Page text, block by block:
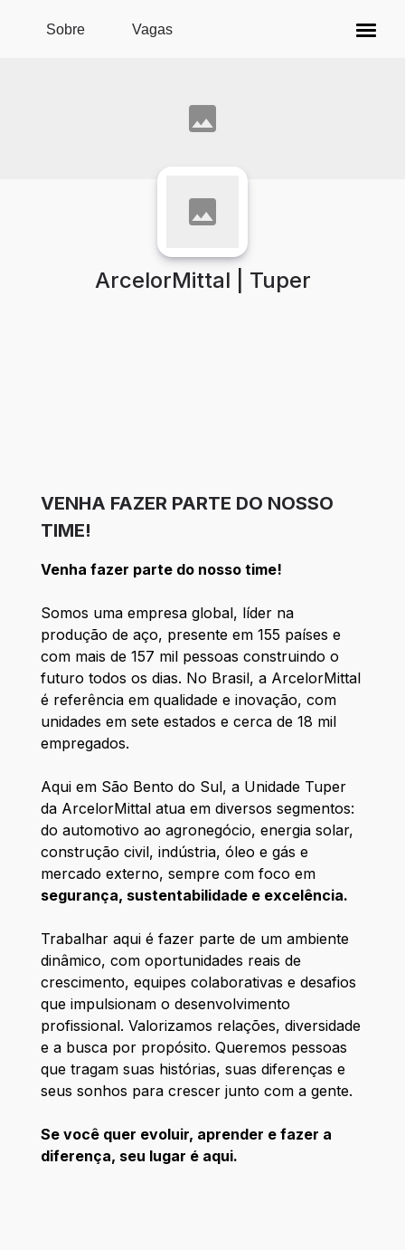
Pular para o conteúdo principal
Sobre Vagas
ArcelorMittal | Tuper
VENHA FAZER PARTE DO NOSSO
TIME!
Venha fazer parte do nosso time!
Somos uma empresa global, líder na
produção de aço, presente em 155 países e
com mais de 157 mil pessoas construindo o
futuro todos os dias. No Brasil, a ArcelorMittal
é referência em qualidade e inovação, com
unidades em sete estados e cerca de 18 mil
empregados.
Aqui em São Bento do Sul, a Unidade Tuper
da ArcelorMittal atua em diversos segmentos:
do automotivo ao agronegócio, energia solar,
construção civil, indústria, óleo e gás e
mercado externo, sempre com foco em
segurança, sustentabilidade e excelência.
Trabalhar aqui é fazer parte de um ambiente
dinâmico, com oportunidades reais de
crescimento, equipes colaborativas e desafios
que impulsionam o desenvolvimento
profissional. Valorizamos relações, diversidade
e a busca por propósito. Queremos pessoas
que tragam suas histórias, suas diferenças e
seus sonhos para crescer junto com a gente.
Se você quer evoluir, aprender e fazer a
diferença, seu lugar é aqui.